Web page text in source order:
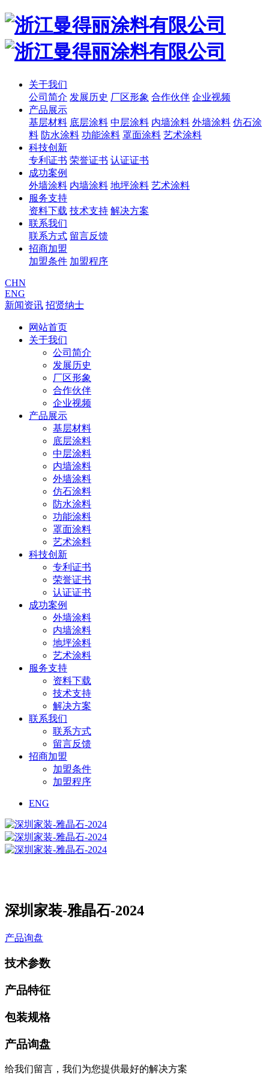
关于我们
公司简介 发展历史 厂区形象 合作伙伴 企业视频
产品展示
基层材料 底层涂料 中层涂料 内墙涂料 外墙涂料 仿石涂
料 防水涂料 功能涂料 罩面涂料 艺术涂料
科技创新
专利证书 荣誉证书 认证证书
成功案例
外墙涂料 内墙涂料 地坪涂料 艺术涂料
服务支持
资料下载 技术支持 解决方案
联系我们
联系方式 留言反馈
招商加盟
加盟条件 加盟程序
CHN
ENG
新闻资讯 招贤纳士
网站首页
关于我们
公司简介
发展历史
厂区形象
合作伙伴
企业视频
产品展示
基层材料
底层涂料
中层涂料
内墙涂料
外墙涂料
仿石涂料
防水涂料
功能涂料
罩面涂料
艺术涂料
科技创新
专利证书
荣誉证书
认证证书
成功案例
外墙涂料
内墙涂料
地坪涂料
艺术涂料
服务支持
资料下载
技术支持
解决方案
联系我们
联系方式
留言反馈
招商加盟
加盟条件
加盟程序
ENG
深圳家装-雅晶石-2024
产品询盘
技术参数
产品特征
包装规格
产品询盘
给我们留言，我们为您提供最好的解决方案